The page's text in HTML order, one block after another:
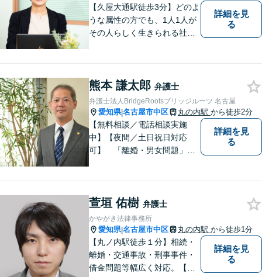
いたします！
【久屋大通駅徒歩3分】どのよ
うな属性の方でも、1人1人が
その人らしく生きられる社会
ど、女性の法律問題に幅広く
対応可能です。ぜひご相談く
ださい。
詳細を見
る
熊本 謙太郎 弁護士
弁護士法人BridgeRootsブリッジルーツ 名古屋
愛知県|名古屋市中区 丸の内駅 から徒歩2分
【無料相談／電話相談実施
中】【夜間／土日祝日対応
可】 「離婚・男女問題」
弁護士と事務職員が力を合わ
せ、依頼者のみなさまに満足
していただけるようサポート
いたします！
詳細を見
る
萱垣 佑樹 弁護士
かやがき法律事務所
愛知県|名古屋市中区 丸の内駅 から徒歩1分
【丸ノ内駅徒歩１分】相続・
離婚・交通事故・刑事事件・
借金問題等幅広く対応。【迅
詳細を見
る